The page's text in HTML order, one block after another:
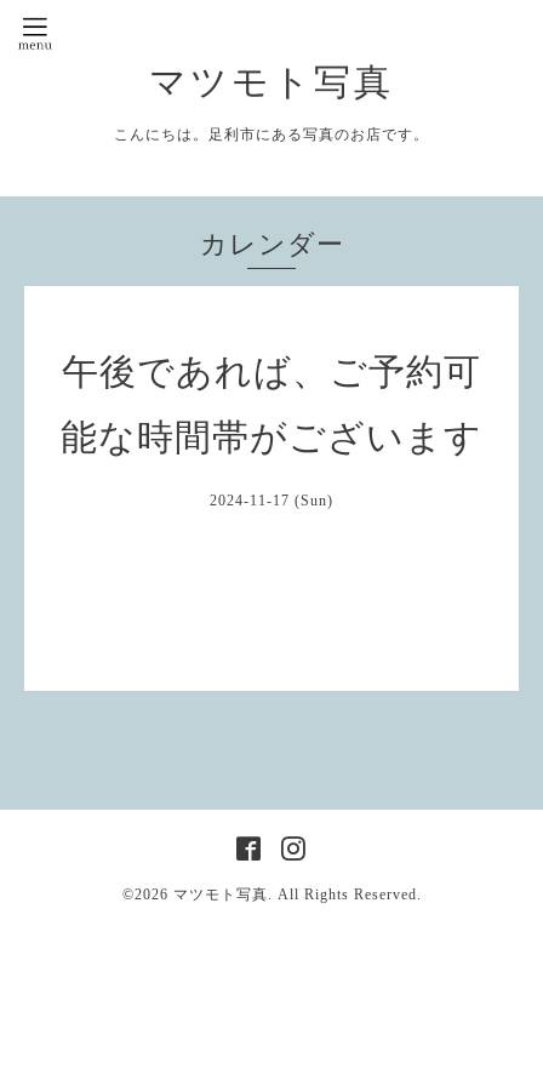
マツモト写真
こんにちは。足利市にある写真のお店です。
カレンダー
午後であれば、ご予約可
能な時間帯がございます
2024-11-17 (Sun)
©2026 マツモト写真. All Rights Reserved.